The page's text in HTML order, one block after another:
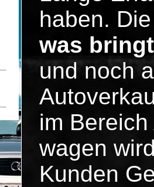
haben.
was
und noch
im
wagen
Kunden